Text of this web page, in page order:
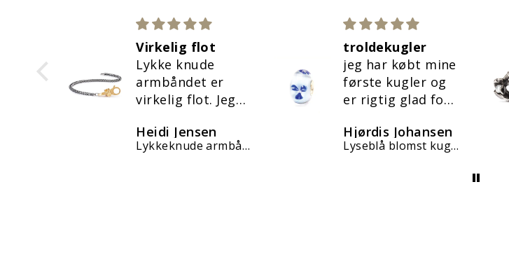
Virkelig flot
Lykke knude
armbåndet er
virkelig flot. Jeg
med mit køb ❤️
Heidi Jensen
Lykkeknude armbånd, forgyldt
troldekugler
jeg har købt mine
første kugler og
er rigtig glad for
Hjørdis Johansen
Lyseblå blomst kugle